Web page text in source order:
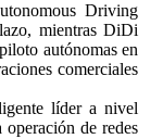
Driving
mientras DiDi
autónomas en
comerciales
líder a nivel
de redes